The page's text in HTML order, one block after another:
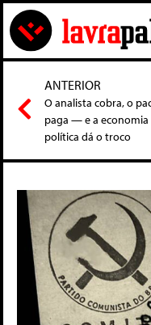
ANTERIOR
O analista cobra, o
paga — e a economia
política dá o troco